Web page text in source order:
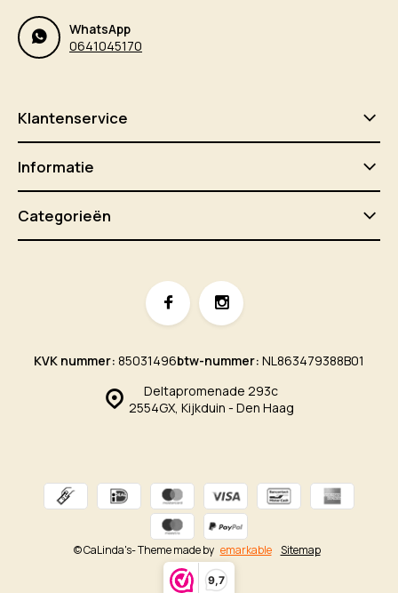
9,7
WhatsApp
0641045170
Klantenservice
Informatie
Categorieën
Deltapromenade 293c
2554GX, Kijkduin - Den Haag
KVK nummer: 85031496btw-nummer: NL863479388B01
© CaLinda's- Theme made by emarkable Sitemap